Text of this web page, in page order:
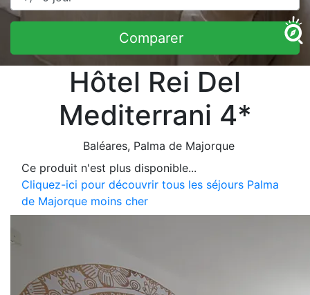
Comparer
Hôtel Rei Del
Mediterrani 4*
Baléares, Palma de Majorque
Ce produit n'est plus disponible...
Cliquez-ici pour découvrir tous les séjours Palma
de Majorque moins cher